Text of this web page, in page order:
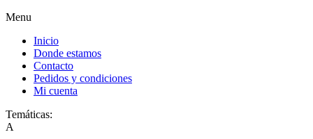
Menu
Inicio
Donde estamos
Contacto
Pedidos y condiciones
Mi cuenta
Temáticas:
A